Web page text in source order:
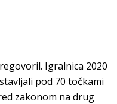
Igralnica 2020
pod 70 točkami
zakonom na drug